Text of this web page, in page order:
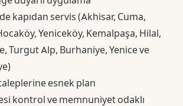
kapıdan servis (Akhisar, Cuma,
Yeniceköy, Kemalpaşa, Hilal,
Turgut Alp, Burhaniye, Yenice ve
esnek plan
kontrol ve memnuniyet odaklı